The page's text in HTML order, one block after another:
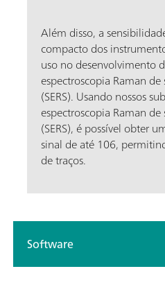
Além disso, a
compacto dos
uso no desenvolvimento
espectroscopia Raman
(SERS). Usando nossos
espectroscopia Raman
(SERS), é possível obter
sinal de até 106,
de traços.
Software